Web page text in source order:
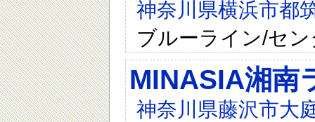
神奈川県横浜市都
ブルーライン/セ
MINASIA湘南
神奈川県藤沢市大